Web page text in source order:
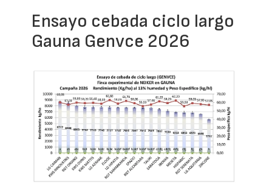
Ensayo cebada ciclo largo
Gauna Genvce 2026